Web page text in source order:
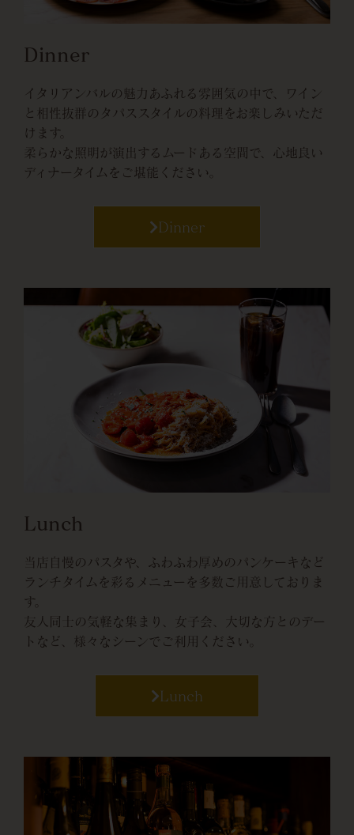
Dinner
イタリアンバルの魅力あふれる雰囲気の中で、ワイン
と相性抜群のタパススタイルの料理をお楽しみいただ
けます。
柔らかな照明が演出するムードある空間で、心地良い
ディナータイムをご堪能ください。
Dinner
Lunch
当店自慢のパスタや、ふわふわ厚めのパンケーキなど
ランチタイムを彩るメニューを多数ご用意しておりま
す。
友人同士の気軽な集まり、女子会、大切な方とのデー
トなど、様々なシーンでご利用ください。
Lunch